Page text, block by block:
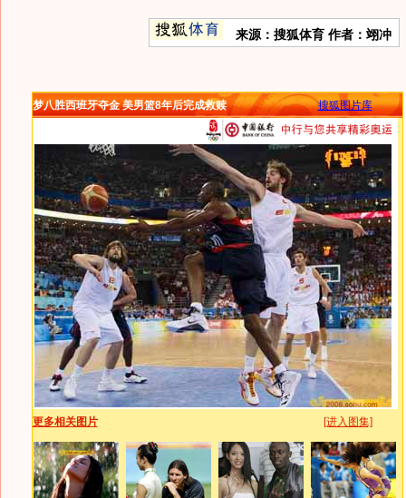
来源：搜狐体育 作者：翊冲
梦八胜西班牙夺金 美男篮8年后完成救赎 搜狐图片库
更多相关图片 [进入图集]